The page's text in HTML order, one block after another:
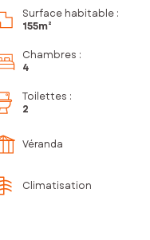
Surface habitable :
155m²
Chambres :
4
Toilettes :
2
Véranda
Climatisation